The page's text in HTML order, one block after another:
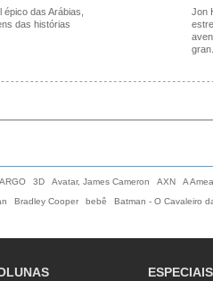
das Arábias,
das histórias
Jon
ARGO 3D Avatar, James Cameron AXN A
Bradley Cooper bebê Batman - O Cavaleiro
ESPECIAIS